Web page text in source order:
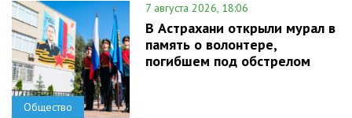
Общество
7 августа 2026, 18:06
В Астрахани открыли мурал в
память о волонтере,
погибшем под обстрелом